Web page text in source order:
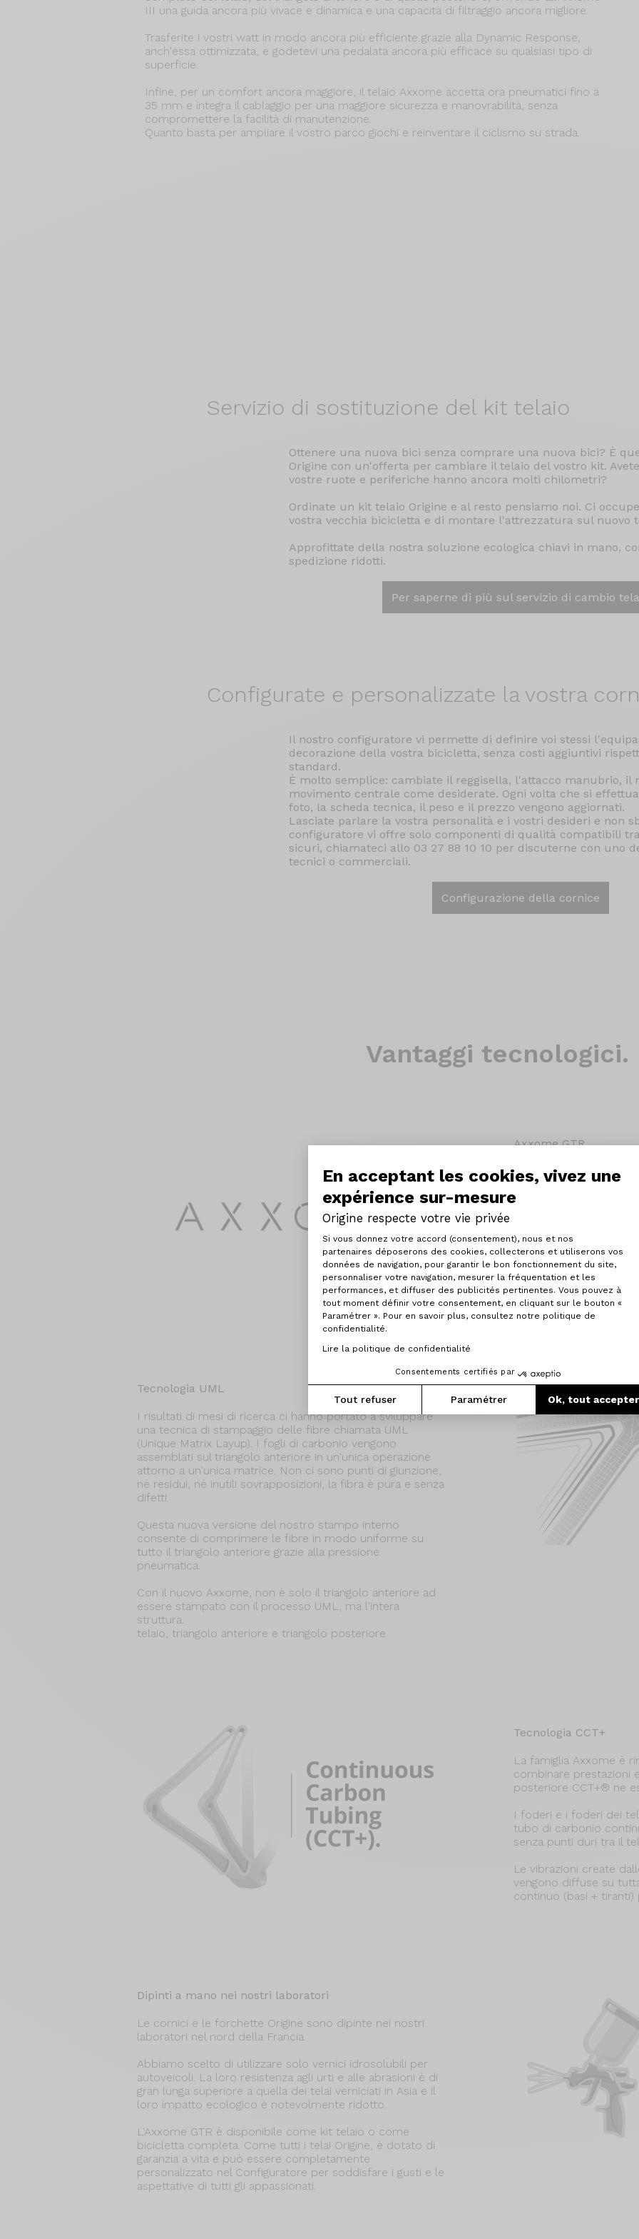
En acceptant les cookies, vivez une
expérience sur-mesure
Origine respecte votre vie privée
Plateforme de Gestion du
Si vous donnez votre accord (consentement), nous et nos
partenaires déposerons des cookies, collecterons et utiliserons vos
données de navigation, pour garantir le bon fonctionnement du site,
personnaliser votre navigation, mesurer la fréquentation et les
performances, et diffuser des publicités pertinentes. Vous pouvez à
tout moment définir votre consentement, en cliquant sur le bouton «
Paramétrer ». Pour en savoir plus, consultez notre politique de
confidentialité.
Lire la politique de confidentialité
Consentements certifiés par
Tout refuser Paramétrer Ok, tout accepter
Axeptio consent
III una guida ancora più vivace e dinamica e una capacità di filtraggio ancora migliore.
Trasferite i vostri watt in modo ancora più efficiente grazie alla Dynamic Response,
anch'essa ottimizzata, e godetevi una pedalata ancora più efficace su qualsiasi tipo di
superficie.
Infine, per un comfort ancora maggiore, il telaio Axxome accetta ora pneumatici fino a
35 mm e integra il cablaggio per una maggiore sicurezza e manovrabilità, senza
compromettere la facilità di manutenzione.
Quanto basta per ampliare il vostro parco giochi e reinventare il ciclismo su strada.
Servizio di sostituzione del kit telaio
Ottenere una nuova bici senza comprare una nuova bici? È
Origine con un'offerta per cambiare il telaio del vostro kit.
vostre ruote e periferiche hanno ancora molti chilometri?
Ordinate un kit telaio Origine e al resto pensiamo noi. Ci
vostra vecchia bicicletta e di montare l'attrezzatura sul nuovo
Approfittate della nostra soluzione ecologica chiavi in mano,
spedizione ridotti.
Per saperne di più sul servizio di cambio
Configurate e personalizzate la vostra
Il nostro configuratore vi permette di definire voi stessi
decorazione della vostra bicicletta, senza costi aggiuntivi
standard.
È molto semplice: cambiate il reggisella, l'attacco manubrio, il
movimento centrale come desiderate. Ogni volta che si
foto, la scheda tecnica, il peso e il prezzo vengono aggiornati.
Lasciate parlare la vostra personalità e i vostri desideri e non
configuratore vi offre solo componenti di qualità compatibili
sicuri, chiamateci allo 03 27 88 10 10 per discuterne con uno
tecnici o commerciali.
Configurazione della cornice
Vantaggi tecnologici.
Axxome GTR
Un telaio
una versatilità e un
Il nuovo Axxome è
ancora maggiore di
passi di montagna o
Con Axxome, le
un problema.
problema, sono
imperfezioni e fa luce
Tecnologia UML
I risultati di mesi di ricerca ci hanno portato a sviluppare
una tecnica di stampaggio delle fibre chiamata UML
(Unique Matrix Layup). I fogli di carbonio vengono
assemblati sul triangolo anteriore in un'unica operazione
attorno a un'unica matrice. Non ci sono punti di giunzione,
né residui, né inutili sovrapposizioni, la fibra è pura e senza
difetti.
Questa nuova versione del nostro stampo interno
consente di comprimere le fibre in modo uniforme su
tutto il triangolo anteriore grazie alla pressione
pneumatica.
Con il nuovo Axxome, non è solo il triangolo anteriore ad
essere stampato con il processo UML, ma l'intera
struttura.
telaio, triangolo anteriore e triangolo posteriore.
Tecnologia CCT+
La famiglia Axxome è
combinare prestazioni
posteriore CCT+® ne
I foderi e i foderi dei
tubo di carbonio
senza punti duri tra il
Le vibrazioni create
vengono diffuse su
continuo (basi + tiranti)
Dipinti a mano nei nostri laboratori
Le cornici e le forchette Origine sono dipinte nei nostri
laboratori nel nord della Francia.
Abbiamo scelto di utilizzare solo vernici idrosolubili per
autoveicoli. La loro resistenza agli urti e alle abrasioni è di
gran lunga superiore a quella dei telai verniciati in Asia e il
loro impatto ecologico è notevolmente ridotto.
L'Axxome GTR è disponibile come kit telaio o come
bicicletta completa. Come tutti i telai Origine, è dotato di
garanzia a vita e può essere completamente
personalizzato nel Configuratore per soddisfare i gusti e le
aspettative di tutti gli appassionati.